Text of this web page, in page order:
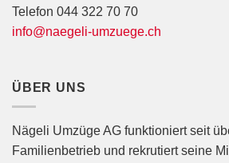
Telefon 044 322 70 70
info@naegeli-umzuege.ch
ÜBER UNS
Nägeli Umzüge AG funktioniert seit
Familienbetrieb und rekrutiert seine